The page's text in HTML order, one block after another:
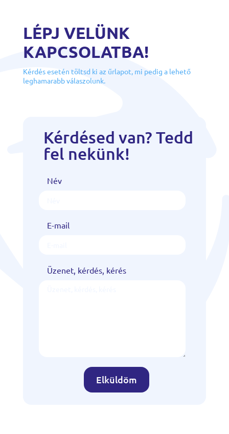
LÉPJ VELÜNK
KAPCSOLATBA!
Kérdés esetén töltsd ki az űrlapot, mi pedig a lehető
leghamarabb válaszolunk.
Kérdésed van? Tedd
fel nekünk!
Név
E-mail
Üzenet, kérdés, kérés
Elküldöm